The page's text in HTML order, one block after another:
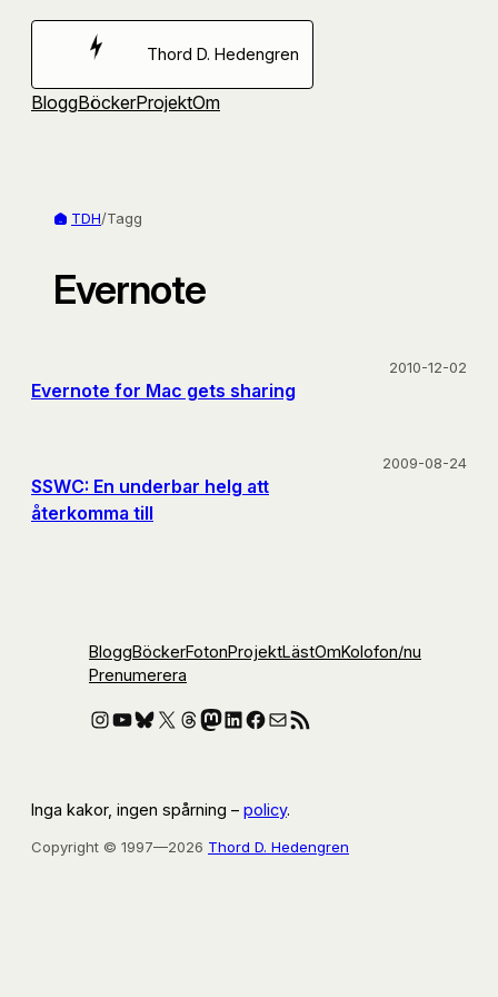
Hoppa
Thord D. Hedengren
BloggBöckerProjektOm
TDH/Tagg
Evernote
Evernote for Mac gets sharing
2010-12-02
SSWC: En underbar helg att
återkomma till
2009-08-24
BloggBöckerFotonProjektLästOmKolofon/nu
Prenumerera
Instagram
YouTube
Bluesky
X Threads
Mastodon
LinkedIn
Facebook
E-postRSS-flöde
Inga kakor, ingen spårning – policy.
Copyright © 1997—2026 Thord D. Hedengren